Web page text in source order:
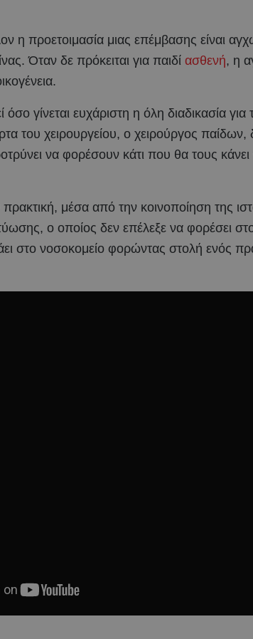
προετοιμασία μιας επέμβασης είναι
Όταν δε πρόκειται για παιδί ασθενή, η
γίνεται ευχάριστη η όλη διαδικασία
του χειρουργείου, ο χειρούργος παίδων,
να φορέσουν κάτι που θα τους
μέσα από την κοινοποίηση της
ο οποίος δεν επέλεξε να φορέσει
στο νοσοκομείο φορώντας στολή ενός